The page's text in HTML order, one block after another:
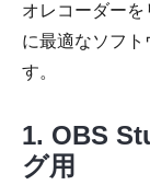
ステップ
オレコーダー
に最適なソフト
す。
1. OBS
グ用